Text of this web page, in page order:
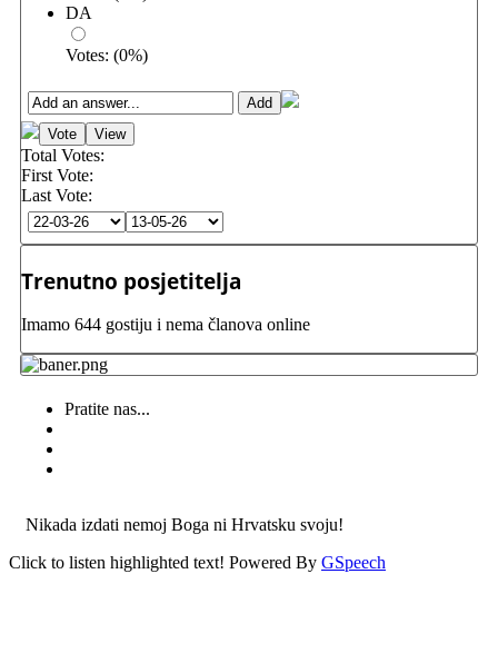
DA
Votes: (0%)
Total Votes:
First Vote:
Last Vote:
Trenutno posjetitelja
Imamo 644 gostiju i nema članova online
Pratite nas...
Nikada izdati nemoj Boga ni Hrvatsku svoju!
Click to listen highlighted text! Powered By GSpeech